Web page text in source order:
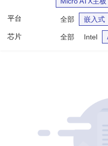
平台 全部 嵌入式
芯片 全部 Intel